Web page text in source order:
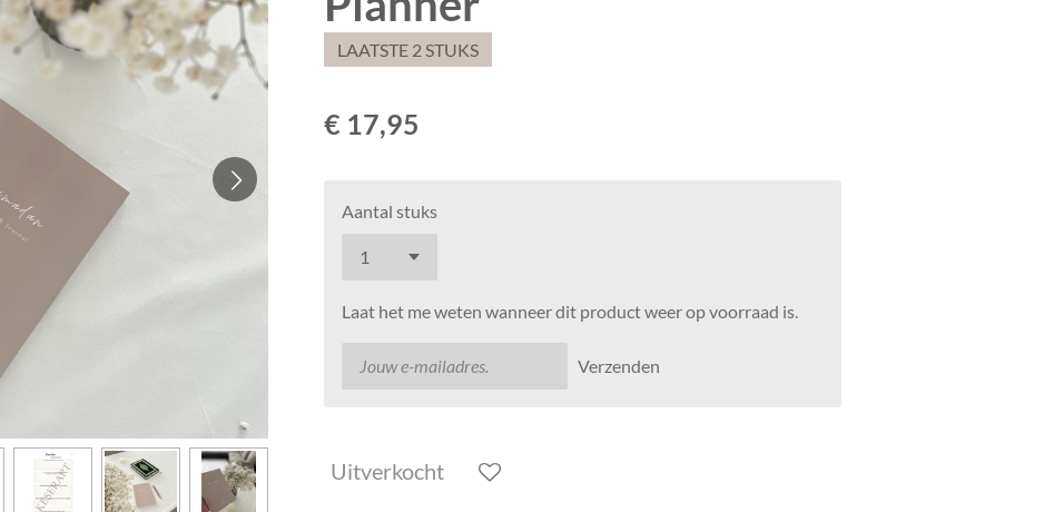
LAATSTE 2 STUKS
€ 17,95
Aantal stuks
Laat het me weten wanneer dit product weer op voorraad is.
Verzenden
Uitverkocht